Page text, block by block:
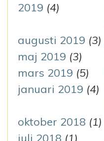
2019 (4)
augusti 2019 (3)
maj 2019 (3)
mars 2019 (5)
januari 2019 (4)
oktober 2018 (1)